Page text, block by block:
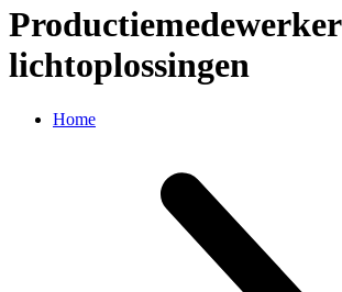
Productiemedewerker
lichtoplossingen
Home